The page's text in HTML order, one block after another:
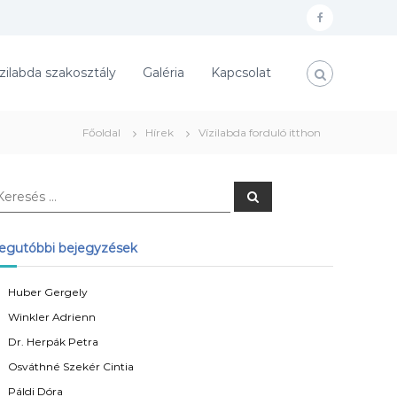
f
c
szakosztály Galéria Kapcsolat
Főoldal Hírek Vízilabda forduló itthon
K
e
s
bejegyzések
Huber Gergely
Winkler Adrienn
Dr. Herpák Petra
Osváthné Szekér Cintia
Páldi Dóra